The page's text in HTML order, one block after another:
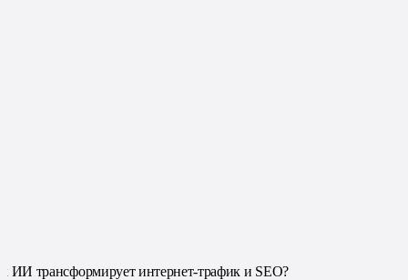
ИИ трансформирует интернет-трафик и SEO?